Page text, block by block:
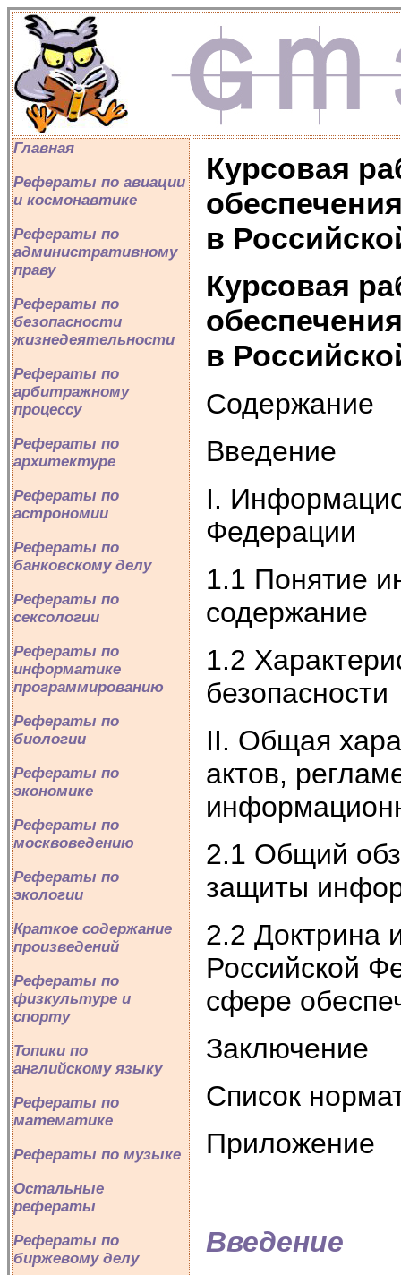
Главная
Рефераты по авиации
и космонавтике
Рефераты по
административному
праву
Рефераты по
безопасности
жизнедеятельности
Рефераты по
арбитражному
процессу
Рефераты по
архитектуре
Рефераты по
астрономии
Рефераты по
банковскому делу
Рефераты по
сексологии
Рефераты по
информатике
программированию
Рефераты по
биологии
Рефераты по
экономике
Рефераты по
москвоведению
Рефераты по
экологии
Краткое содержание
произведений
Рефераты по
физкультуре и
спорту
Топики по
английскому языку
Рефераты по
математике
Рефераты по музыке
Остальные
рефераты
Рефераты по
биржевому делу
Курсовая
в
Курсовая
в
Содержание
Введение
I.
Федерации
1.1 Понятие
содержание
1.2
безопасности
II. Общая
актов,
2.1 Общий
защиты
2.2 Доктрина
Российской
сфере
Заключение
Список
Приложение
Введение